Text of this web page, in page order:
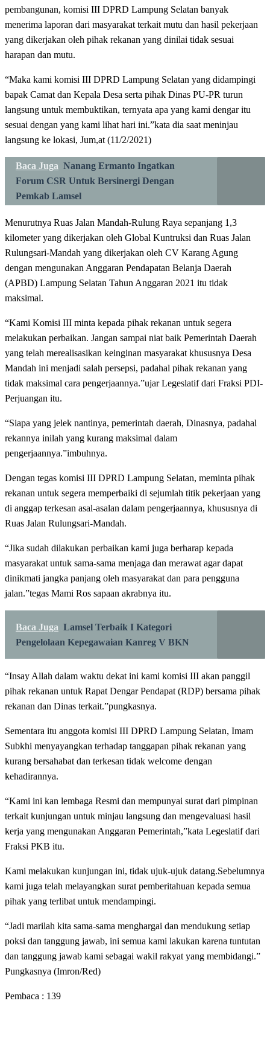
pembangunan, komisi III DPRD Lampung Selatan banyak
menerima laporan dari masyarakat terkait mutu dan hasil pekerjaan
yang dikerjakan oleh pihak rekanan yang dinilai tidak sesuai
harapan dan mutu.
“Maka kami komisi III DPRD Lampung Selatan yang didampingi
bapak Camat dan Kepala Desa serta pihak Dinas PU-PR turun
langsung untuk membuktikan, ternyata apa yang kami dengar itu
sesuai dengan yang kami lihat hari ini.”kata dia saat meninjau
langsung ke lokasi, Jum,at (11/2/2021)
Baca Juga Nanang Ermanto Ingatkan
Forum CSR Untuk Bersinergi Dengan
Pemkab Lamsel
Menurutnya Ruas Jalan Mandah-Rulung Raya sepanjang 1,3
kilometer yang dikerjakan oleh Global Kuntruksi dan Ruas Jalan
Rulungsari-Mandah yang dikerjakan oleh CV Karang Agung
dengan mengunakan Anggaran Pendapatan Belanja Daerah
(APBD) Lampung Selatan Tahun Anggaran 2021 itu tidak
maksimal.
“Kami Komisi III minta kepada pihak rekanan untuk segera
melakukan perbaikan. Jangan sampai niat baik Pemerintah Daerah
yang telah merealisasikan keinginan masyarakat khususnya Desa
Mandah ini menjadi salah persepsi, padahal pihak rekanan yang
tidak maksimal cara pengerjaannya.”ujar Legeslatif dari Fraksi PDI-
Perjuangan itu.
“Siapa yang jelek nantinya, pemerintah daerah, Dinasnya, padahal
rekannya inilah yang kurang maksimal dalam
pengerjaannya.”imbuhnya.
Dengan tegas komisi III DPRD Lampung Selatan, meminta pihak
rekanan untuk segera memperbaiki di sejumlah titik pekerjaan yang
di anggap terkesan asal-asalan dalam pengerjaannya, khususnya di
Ruas Jalan Rulungsari-Mandah.
“Jika sudah dilakukan perbaikan kami juga berharap kepada
masyarakat untuk sama-sama menjaga dan merawat agar dapat
dinikmati jangka panjang oleh masyarakat dan para pengguna
jalan.”tegas Mami Ros sapaan akrabnya itu.
Baca Juga Lamsel Terbaik I Kategori
Pengelolaan Kepegawaian Kanreg V BKN
“Insay Allah dalam waktu dekat ini kami komisi III akan panggil
pihak rekanan untuk Rapat Dengar Pendapat (RDP) bersama pihak
rekanan dan Dinas terkait.”pungkasnya.
Sementara itu anggota komisi III DPRD Lampung Selatan, Imam
Subkhi menyayangkan terhadap tanggapan pihak rekanan yang
kurang bersahabat dan terkesan tidak welcome dengan
kehadirannya.
“Kami ini kan lembaga Resmi dan mempunyai surat dari pimpinan
terkait kunjungan untuk minjau langsung dan mengevaluasi hasil
kerja yang mengunakan Anggaran Pemerintah,”kata Legeslatif dari
Fraksi PKB itu.
Kami melakukan kunjungan ini, tidak ujuk-ujuk datang.Sebelumnya
kami juga telah melayangkan surat pemberitahuan kepada semua
pihak yang terlibat untuk mendampingi.
“Jadi marilah kita sama-sama menghargai dan mendukung setiap
poksi dan tanggung jawab, ini semua kami lakukan karena tuntutan
dan tanggung jawab kami sebagai wakil rakyat yang membidangi.”
Pungkasnya (Imron/Red)
Pembaca : 139